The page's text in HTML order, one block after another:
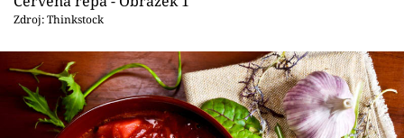
Přihlášení
Sledujte nás
Zdroj: Thinkstock